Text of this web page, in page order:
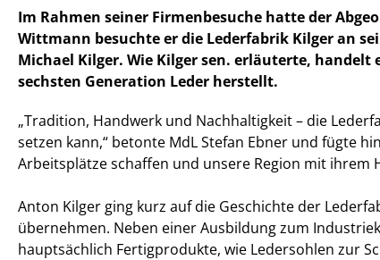
Im Rahmen seiner Firmenbesuche hatte der
Wittmann besuchte er die Lederfabrik Kilger an
Michael Kilger. Wie Kilger sen. erläuterte,
sechsten Generation Leder herstellt.
Tradition, Handwerk und Nachhaltigkeit – die
setzen kann,“ betonte MdL Stefan Ebner und fügte
Arbeitsplätze schaffen und unsere Region mit ihrem
Anton Kilger ging kurz auf die Geschichte der
übernehmen. Neben einer Ausbildung zum
hauptsächlich Fertigprodukte, wie Ledersohlen zur